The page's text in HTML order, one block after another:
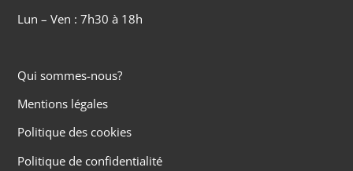
Lun – Ven : 7h30 à 18h
Qui sommes-nous?
Mentions légales
Politique des cookies
Politique de confidentialité